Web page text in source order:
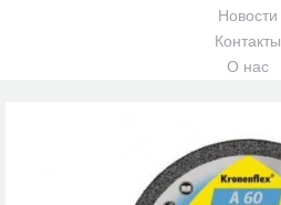
Новости
Контакты
О нас